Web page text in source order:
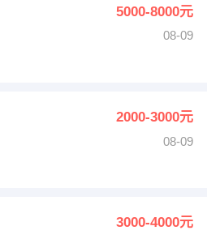
5000-8000元
08-09
2000-3000元
08-09
3000-4000元